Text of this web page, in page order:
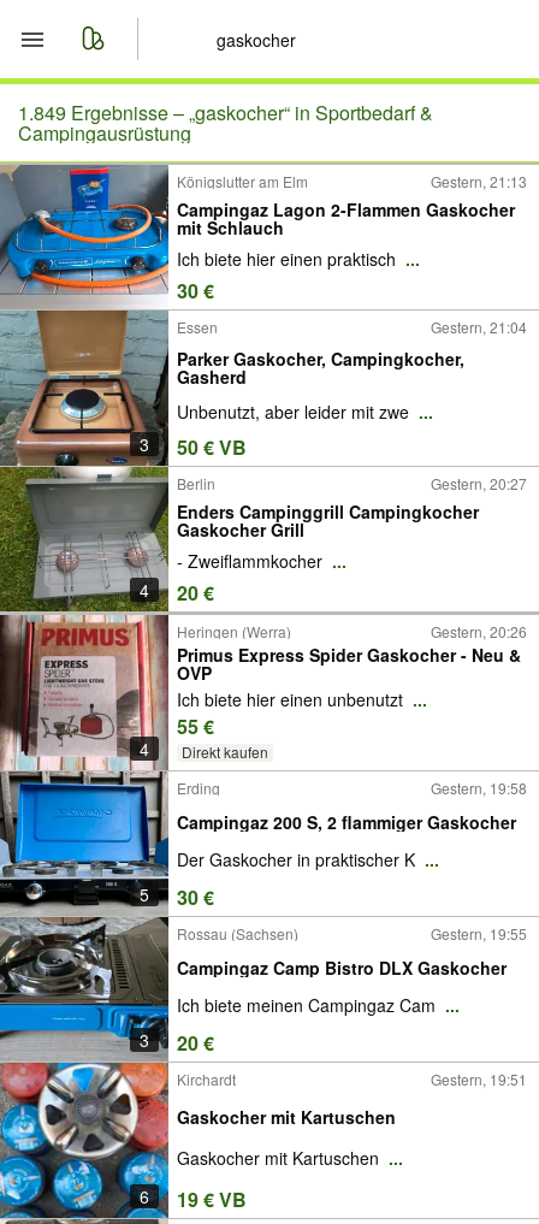
Start
Merkliste
Nachrichten
Anzeige aufgeben
1.849 Ergebnisse –„gaskocher“ in Sportbedarf &
Campingausrüstung
Königslutter am Elm Gestern, 21:13
Campingaz Lagon 2-Flammen Gaskocher
mit Schlauch
Ich biete hier einen praktisch ...
30 €
3
Essen Gestern, 21:04
Parker Gaskocher, Campingkocher,
Gasherd
Unbenutzt, aber leider mit zwe ...
50 € VB
4
Berlin Gestern, 20:27
Enders Campinggrill Campingkocher
Gaskocher Grill
- Zweiflammkocher ...
20 €
4
Heringen (Werra) Gestern, 20:26
Primus Express Spider Gaskocher - Neu &
OVP
Ich biete hier einen unbenutzt ...
55 €
Direkt kaufen
5
Erding Gestern, 19:58
Campingaz 200 S, 2 flammiger Gaskocher
Der Gaskocher in praktischer K ...
30 €
3
Rossau (Sachsen) Gestern, 19:55
Campingaz Camp Bistro DLX Gaskocher
Ich biete meinen Campingaz Cam ...
20 €
6
Kirchardt Gestern, 19:51
Gaskocher mit Kartuschen
Gaskocher mit Kartuschen ...
19 € VB